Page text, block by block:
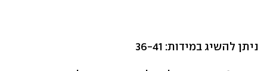
ניתן להשיג במידות: 36-41